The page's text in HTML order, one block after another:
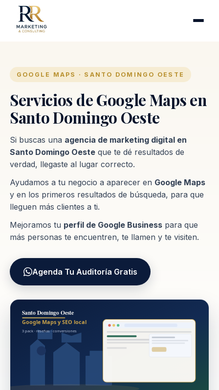
Industrias
Proceso
Contacto
GOOGLE MAPS · SANTO DOMINGO OESTE
Servicios de Google Maps en
Santo Domingo Oeste
Si buscas una agencia de marketing digital en
Santo Domingo Oeste que te dé resultados de
verdad, llegaste al lugar correcto.
Ayudamos a tu negocio a aparecer en Google Maps
y en los primeros resultados de búsqueda, para que
lleguen más clientes a ti.
Mejoramos tu perfil de Google Business para que
más personas te encuentren, te llamen y te visiten.
Agenda Tu Auditoría Gratis